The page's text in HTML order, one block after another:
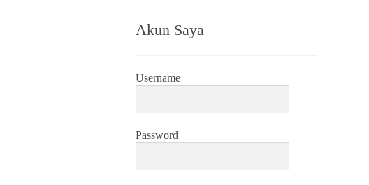
Akun Saya
Username
Password